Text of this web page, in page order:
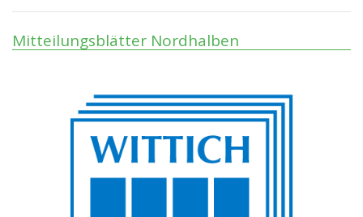
Mitteilungsblätter Nordhalben